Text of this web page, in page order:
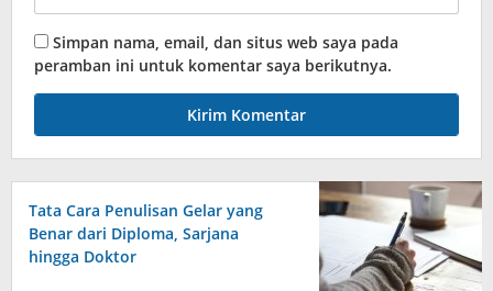
Simpan nama, email, dan situs web saya pada
peramban ini untuk komentar saya berikutnya.
Tata Cara Penulisan Gelar yang
Benar dari Diploma, Sarjana
hingga Doktor